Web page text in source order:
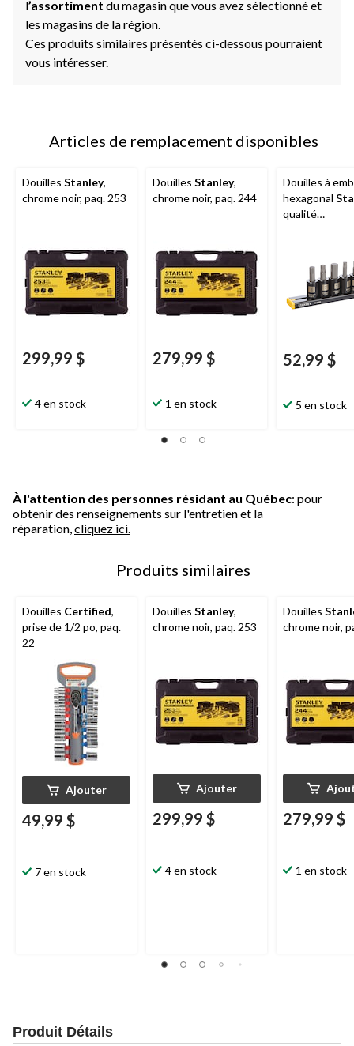
l’assortiment du magasin que vous avez sélectionné et
les magasins de la région.
Ces produits similaires présentés ci-dessous pourraient
vous intéresser.
Articles de remplacement disponibles
Douilles Stanley,
chrome noir, paq. 253
299,99 $
4 en stock
Douilles Stanley,
chrome noir, paq. 244
279,99 $
1 en stock
Douilles à
hexagonal
qualité
métrique,
52,99 $
5 en stock
À l'attention des personnes résidant au Québec: pour
obtenir des renseignements sur l'entretien et la
réparation, cliquez ici.
Produits similaires
Douilles Certified,
prise de 1/2 po, paq.
22
Ajouter
49,99 $
7 en stock
Douilles Stanley,
chrome noir, paq. 253
Ajouter
299,99 $
4 en stock
Douilles
chrome noir,
279,99 $
1 en stock
Produit Détails